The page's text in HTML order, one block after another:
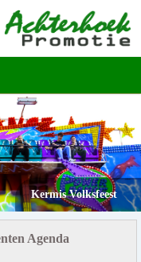
Kermis Volksfeest
Agenda